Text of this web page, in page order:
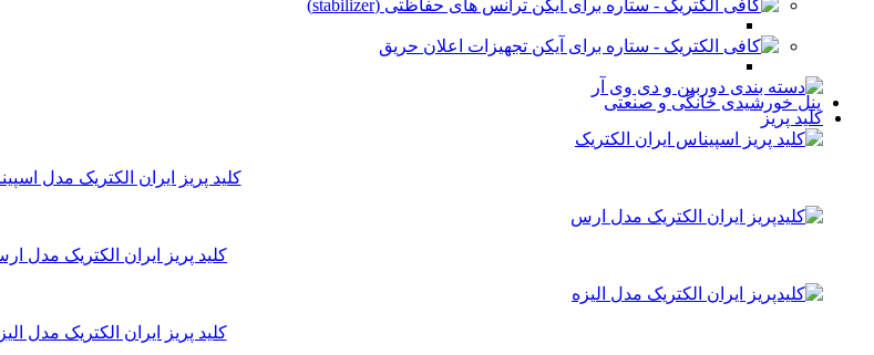
ترانس های حفاظتی (stabilizer)
تجهیزات اعلان حریق
پنل خورشیدی خانگی و صنعتی
کلید پریز
کلید پریز ایران الکتریک مدل
کلید پریز ایران الکتریک مدل
کلید پریز ایران الکتریک مدل